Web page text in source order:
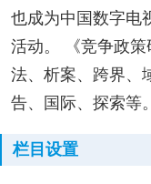
也成为中国数字电
活动。 《竞争政
法、析案、跨界、
告、国际、探索等。
栏目设置